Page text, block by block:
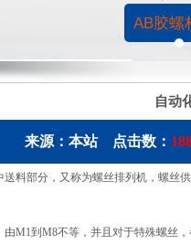
AB胶螺
自动
来源：本站 点击数：
料部分，又称为螺丝排列机，螺
M1到M8不等，并且对于特殊螺丝